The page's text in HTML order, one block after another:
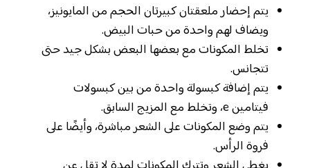
يتم إحضار ملعقتان كبيرتان الحجم من المايونيز،
ويضاف لهم واحدة من حبات البيض.
تخلط المكونات مع بعضها البعض بشكل جيد حتى
تتجانس.
يتم إضافة كبسولة واحدة من بين كبسولات
فيتامين e، وتخلط مع المزيج السابق.
يتم وضع المكونات على الشعر مباشرة، وأيضًا على
فروة الرأس.